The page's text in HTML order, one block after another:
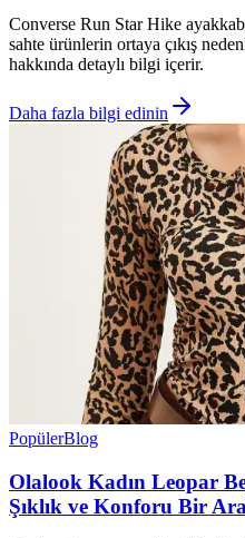
Converse Run Star Hike
sahte ürünlerin ortaya çıkış
hakkında detaylı bilgi içerir.
Daha fazla bilgi edinin
PopülerBlog
Olalook Kadın Leopar
Şıklık ve Konforu Bir